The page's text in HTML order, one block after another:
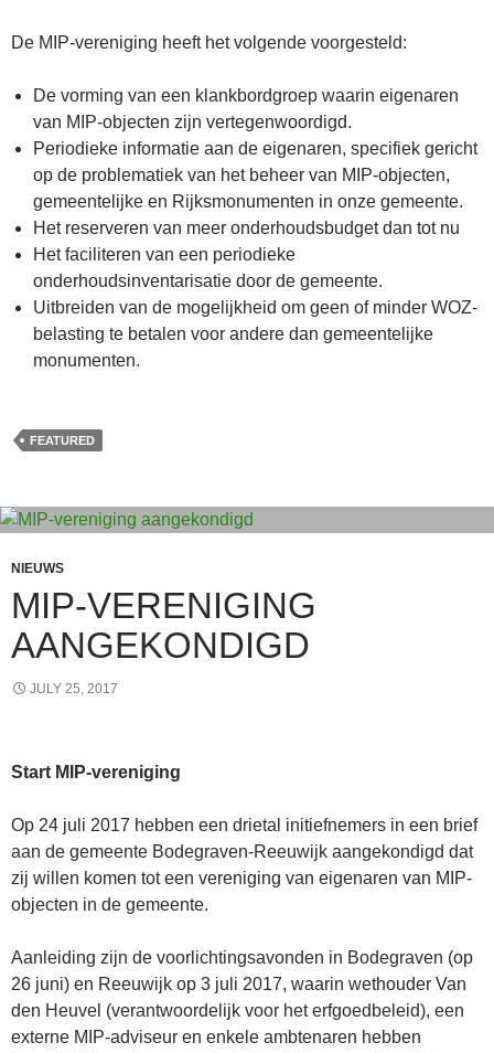
De MIP-vereniging heeft het volgende voorgesteld:
De vorming van een klankbordgroep waarin eigenaren
van MIP-objecten zijn vertegenwoordigd.
Periodieke informatie aan de eigenaren, specifiek gericht
op de problematiek van het beheer van MIP-objecten,
gemeentelijke en Rijksmonumenten in onze gemeente.
Het reserveren van meer onderhoudsbudget dan tot nu
Het faciliteren van een periodieke
onderhoudsinventarisatie door de gemeente.
Uitbreiden van de mogelijkheid om geen of minder WOZ-
belasting te betalen voor andere dan gemeentelijke
monumenten.
FEATURED
NIEUWS
MIP-VERENIGING
AANGEKONDIGD
JULY 25, 2017
Start MIP-vereniging
Op 24 juli 2017 hebben een drietal initiefnemers in een brief
aan de gemeente Bodegraven-Reeuwijk aangekondigd dat
zij willen komen tot een vereniging van eigenaren van MIP-
objecten in de gemeente.
Aanleiding zijn de voorlichtingsavonden in Bodegraven (op
26 juni) en Reeuwijk op 3 juli 2017, waarin wethouder Van
den Heuvel (verantwoordelijk voor het erfgoedbeleid), een
externe MIP-adviseur en enkele ambte­naren hebben